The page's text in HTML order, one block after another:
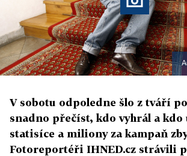
V sobotu odpoledne šlo z tváří
snadno přečíst, kdo vyhrál a
statisíce a miliony za kampaň
Fotoreportéři IHNED.cz strávili